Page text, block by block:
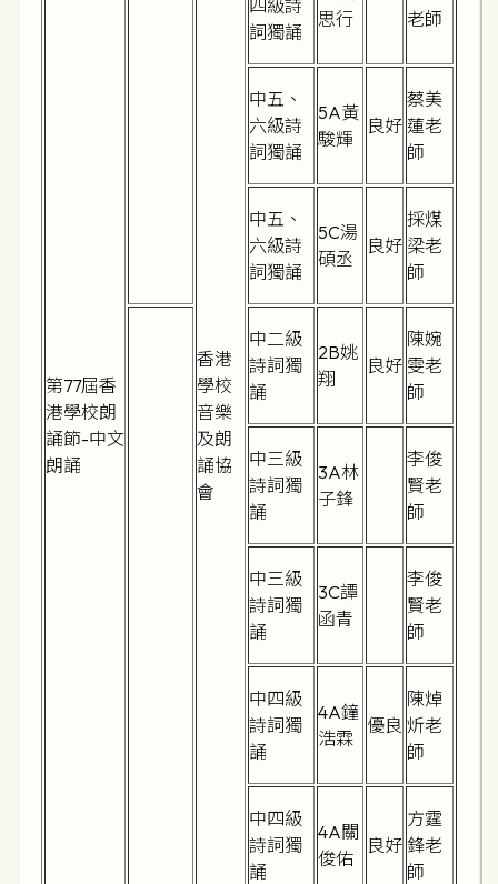
第77屆香
港學校朗
誦節-中文
朗誦
香港
學校
音樂
及朗
誦協
會
四級詩
詞獨誦
思行
老師
中五、
六級詩
詞獨誦
5A黃
駿輝
良好
蔡美
蓮老
師
中五、
六級詩
詞獨誦
5C湯
碩丞
良好
採煤
梁老
師
中二級
詩詞獨
誦
2B姚
翔
良好
陳婉
雯老
師
中三級
詩詞獨
誦
3A林
子鋒
李俊
賢老
師
中三級
詩詞獨
誦
3C譚
函青
李俊
賢老
師
中四級
詩詞獨
誦
4A鐘
浩霖
優良
陳焯
炘老
師
中四級
詩詞獨
誦
4A關
俊佑
良好
方霆
鋒老
師